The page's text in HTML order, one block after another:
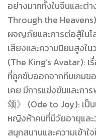
อย่างมากทั้งในจีนและต่
Through the
ผจญภัยและการต่อสู้ในโ
เสียงและความนิยมสูงใ
(The King’s Avatar): เ
ที่ถูกขับออกจากทีมเกมขอ
เคย มีการแข่งขันและก
颂》 (Ode to Joy): เป็
หญิงห้าคนที่มีวัยอายุแล
สนุกสนานและความเข้าใ